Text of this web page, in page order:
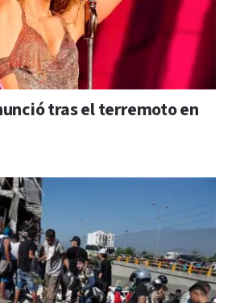
tras el terremoto en